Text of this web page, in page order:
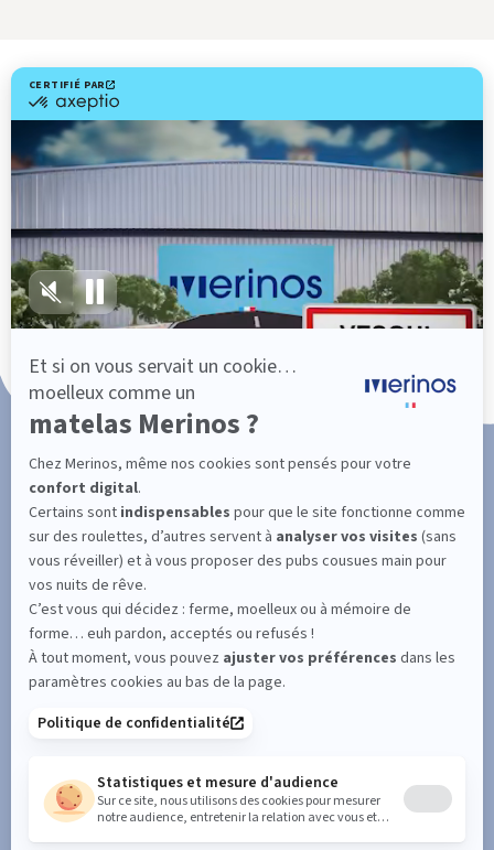
Livraison gratuite
Fabrication Française
101 nuits d'essai*
Paiement en 3x ou 4x sans frais
SUIVEZ L'ACTUALITÉ DE MERINOS !
Entrez votre adresse email
S'inscrire
En cochant cette case, vous confirmez avoir plus de 16 ans et
acceptez de recevoir notre Newsletter incluant des informations
concernant les offres, services, produits ou évènements de Bultex
conformément à
notre politique de protection des données personnelles.